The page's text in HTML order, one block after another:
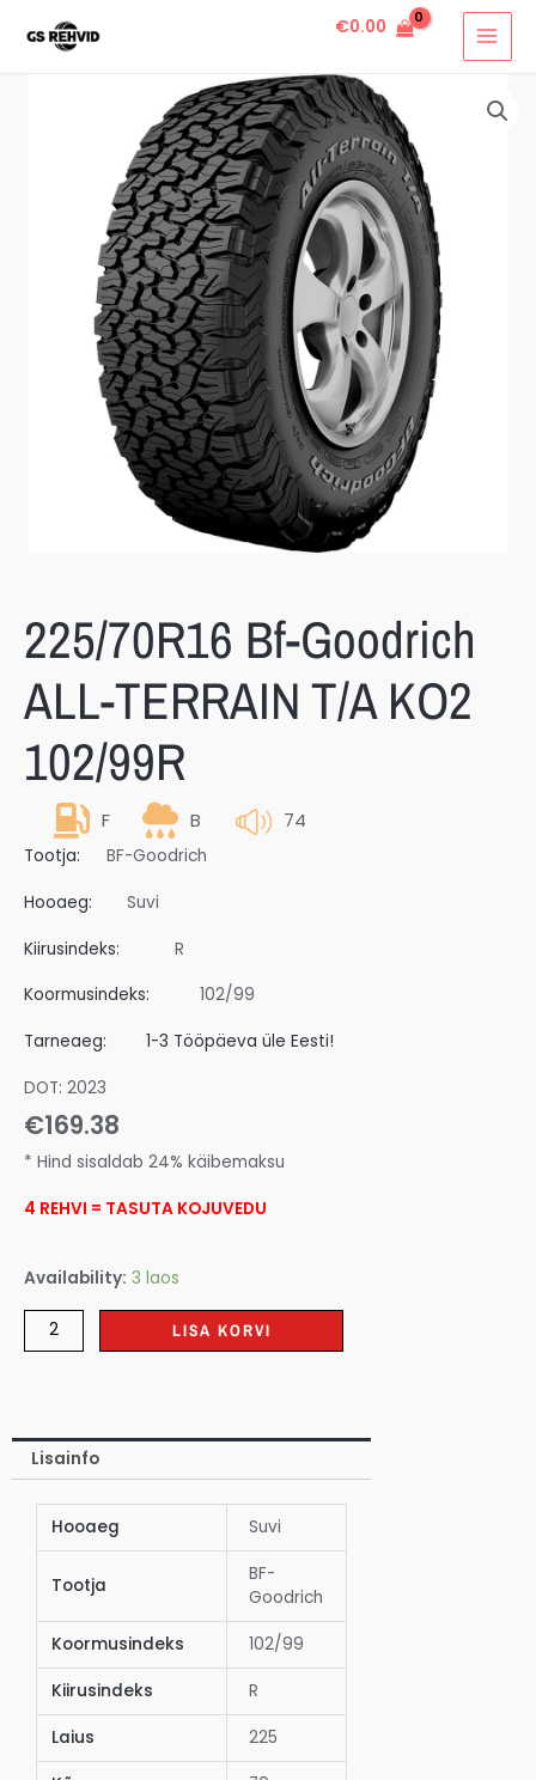
€0.00
225/70R16 Bf-Goodrich
ALL-TERRAIN T/A KO2
102/99R
F B 74
Tootja: BF-Goodrich
Hooaeg: Suvi
Kiirusindeks: R
Koormusindeks: 102/99
Tarneaeg: 1-3 Tööpäeva üle Eesti!
DOT: 2023
€169.38
* Hind sisaldab 24% käibemaksu
4 REHVI = TASUTA KOJUVEDU
Availability: 3 laos
LISA KORVI
Lisainfo
Hooaeg Suvi
Tootja
BF-
Goodrich
Koormusindeks 102/99
Kiirusindeks R
Laius 225